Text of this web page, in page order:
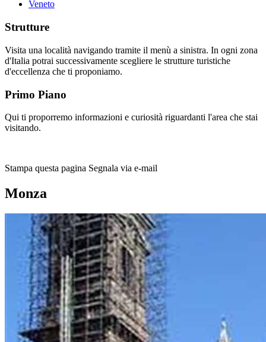
Veneto
Strutture
Visita una località navigando tramite il menù a sinistra. In ogni zona
d'Italia potrai successivamente scegliere le strutture turistiche
d'eccellenza che ti proponiamo.
Primo Piano
Qui ti proporremo informazioni e curiosità riguardanti l'area che stai
visitando.
Stampa questa pagina Segnala via e-mail
Monza